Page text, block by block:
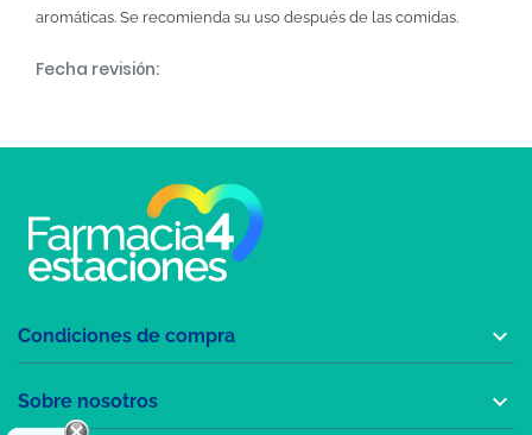
aromáticas. Se recomienda su uso después de las comidas.
Fecha revisión:
Condiciones de compra 
Sobre nosotros 